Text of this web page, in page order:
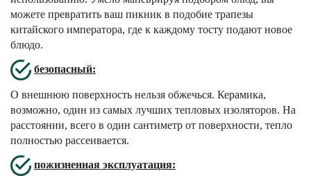
можете превратить ваш пикник в подобие трапезы
китайского императора, где к каждому тосту подают новое
блюдо.
безопасный:
О внешнюю поверхность нельзя обжечься. Керамика,
возможно, один из самых лучших тепловых изоляторов. На
расстоянии, всего в один сантиметр от поверхности, тепло
полностью рассеивается.
пожизненная эксплуатация: